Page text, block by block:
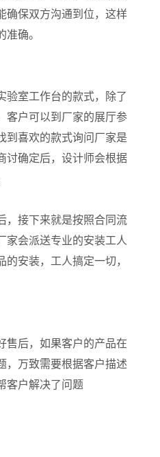
确保双方沟通到位，这样
准确。
验室工作台的款式，除了
客户可以到厂家的展厅参
到喜欢的款式询问厂家是
讨确定后，设计师会根据
，接下来就是按照合同流
家会派送专业的安装工人
安装，工人搞定一切，
售后，如果客户的产品在
万致需要根据客户描述
客户解决了问题